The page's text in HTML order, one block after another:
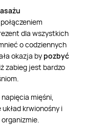
dla wszystkich
o codziennych
okazja by pozbyć
zabieg jest bardzo
mięśni,
krwionośny i